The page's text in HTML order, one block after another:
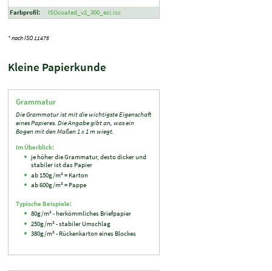
Farbprofil: ISOcoated_v2_300_eci.icc
* nach ISO 11475
Kleine Papierkunde
Grammatur
Die Grammatur ist mit die wichtigste Eigenschaft
eines Papieres. Die Angabe gibt an, was ein
Bogen mit den Maßen 1 x 1 m wiegt.
Im Überblick:
je höher die Grammatur, desto dicker und
stabiler ist das Papier
ab 150g/m² = Karton
ab 600g/m² = Pappe
Typische Beispiele:
80g/m² - herkömmliches Briefpapier
250g/m² - stabiler Umschlag
380g/m² - Rückenkarton eines Blockes